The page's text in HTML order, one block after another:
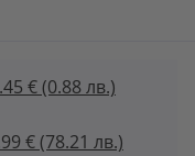
€(0.88 лв.)
€ (78.21 лв.)